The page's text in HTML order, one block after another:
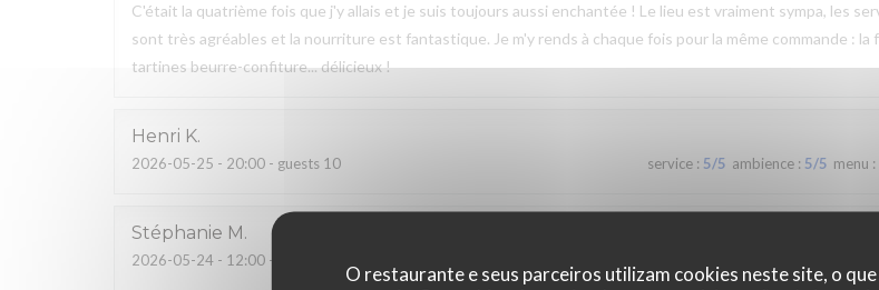
O restaurante e seus parceiros utilizam cookies neste site, o
C'était la quatrième fois que j'y allais et je suis toujours aussi enchantée ! Le lieu est vraiment sympa, les
sont très agréables et la nourriture est fantastique. Je m'y rends à chaque fois pour la même commande : la
tartines beurre-confiture... délicieux !
Henri K
2026-05-25 - 20:00 - guests 10 service: 5/5 ambience: 5/5 menu :
Stéphanie M
2026-05-24 - 12:00 - guests 2